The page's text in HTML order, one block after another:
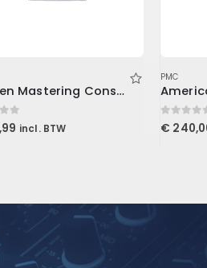
Lurssen Mastering Console (Download)
5 incl. BTW
PMC
0out of 5
€